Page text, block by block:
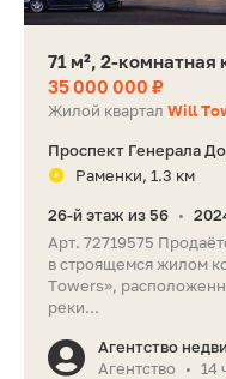
71 м², 2-комнатная
35 000 000 ₽
Жилой квартал Will
Проспект Генерала
Раменки, 1.3 км
26-й этаж из 56 •
Арт. 72719575
в строящемся жилом
Towers»,
реки...
Агентство
Агентство
• 14